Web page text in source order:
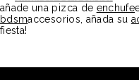
añade una pizca de enchufe
bdsmaccesorios, añada su
fiesta!